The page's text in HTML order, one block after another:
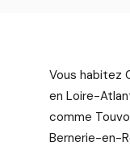
Vous habitez
en Loire-
comme
Bernerie-en-